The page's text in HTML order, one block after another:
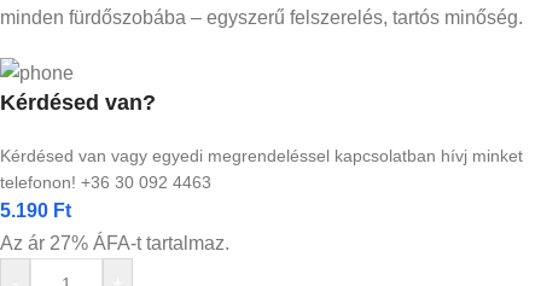
minden fürdőszobába – egyszerű felszerelés, tartós minőség.
Kérdésed van?
Kérdésed van vagy egyedi megrendeléssel kapcsolatban hívj minket
telefonon! +36 30 092 4463
5.190 Ft
Az ár 27% ÁFA-t tartalmaz.